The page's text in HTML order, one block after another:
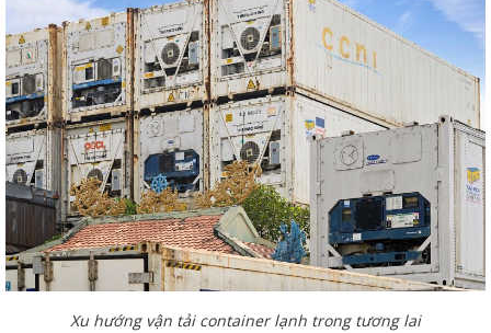
Xu hướng vận tải container lạnh trong tương lai